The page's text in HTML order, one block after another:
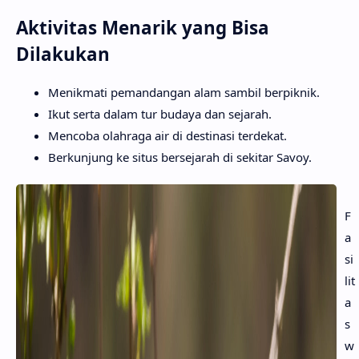
Aktivitas Menarik yang Bisa
Dilakukan
Menikmati pemandangan alam sambil berpiknik.
Ikut serta dalam tur budaya dan sejarah.
Mencoba olahraga air di destinasi terdekat.
Berkunjung ke situs bersejarah di sekitar Savoy.
F
a
si
lit
a
s
w